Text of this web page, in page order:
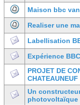
Maison bbc
Realiser une
Labellisation
Expérience
PROJET DE
Un
photovoltaïque